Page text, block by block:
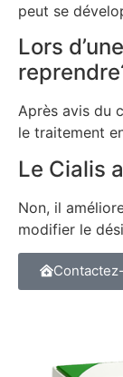
peut se
Lors
Après avis du
le traitement
Le Cialis
Non, il
modifier le